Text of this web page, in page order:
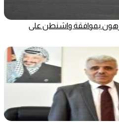
بموافقة واشنطن على